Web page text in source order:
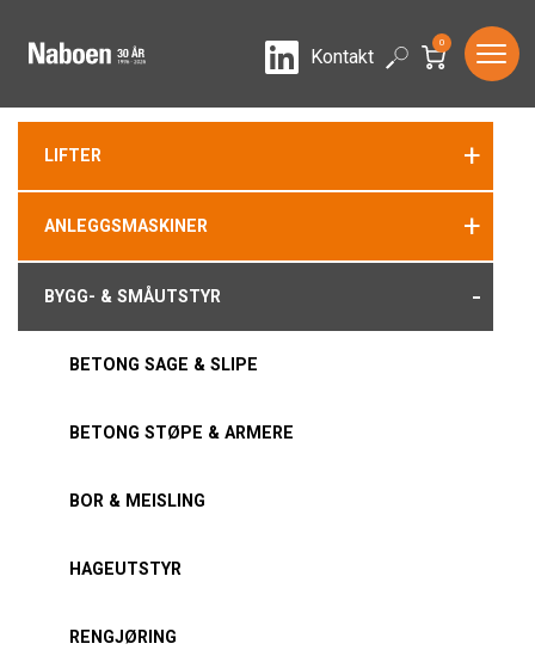
LinkedIn
Kontakt Search
0
LIFTER +
ANLEGGSMASKINER +
BYGG- & SMÅUTSTYR -
BETONG SAGE & SLIPE
BETONG STØPE & ARMERE
BOR & MEISLING
HAGEUTSTYR
RENGJØRING